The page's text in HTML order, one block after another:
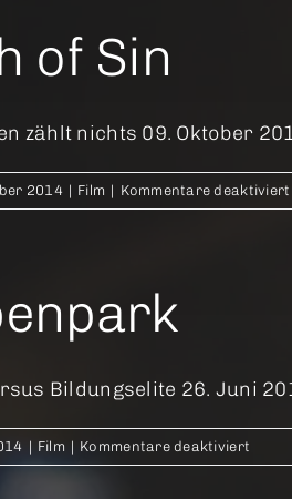
of Sin
zählt nichts 09. Oktober
2014 | Film | Kommentare deaktiviert
Bildungselite 26. Juni
| Film | Kommentare deaktiviert